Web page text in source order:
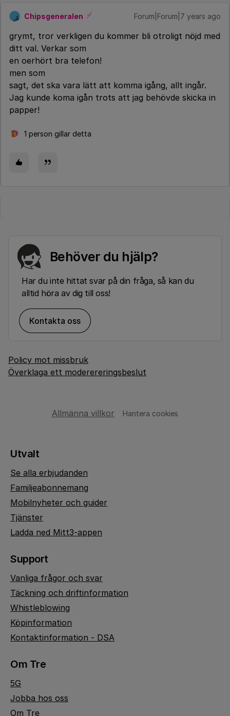
Chipsgeneralen Forum|Forum|7 years ago
grymt, tror verkligen du kommer bli otroligt nöjd med
ditt val. Verkar som
en oerhört bra telefon!
men som
sagt, det ska vara lätt att komma igång, allt ingår.
Jag kunde koma igån trots att jag behövde skicka in
papper!
S 1 person gillar detta
Behöver du hjälp?
Har du inte hittat svar på din fråga, så kan du
alltid höra av dig till oss!
Kontakta oss
Policy mot missbruk
Överklaga ett moderereringsbeslut
Allmänna villkor Hantera cookies
Utvalt
Se alla erbjudanden
Familjeabonnemang
Mobilnyheter och guider
Tjänster
Ladda ned Mitt3-appen
Support
Vanliga frågor och svar
Täckning och driftinformation
Whistleblowing
Köpinformation
Kontaktinformation - DSA
Om Tre
5G
Jobba hos oss
Om Tre